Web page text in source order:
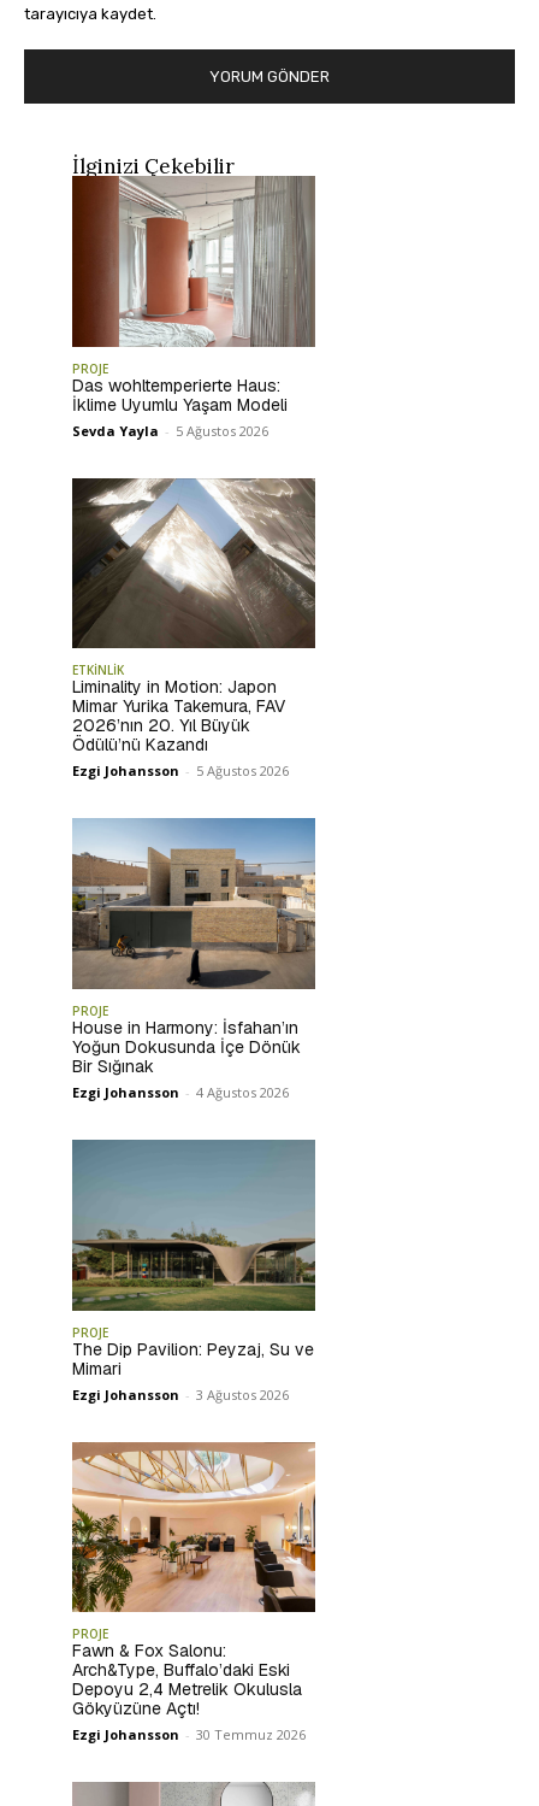
tarayıcıya kaydet.
İlginizi Çekebilir
PROJE
Das wohltemperierte Haus:
İklime Uyumlu Yaşam Modeli
Sevda Yayla - 5 Ağustos 2026
ETKİNLİK
Liminality in Motion: Japon
Mimar Yurika Takemura, FAV
2026’nın 20. Yıl Büyük
Ödülü’nü Kazandı
Ezgi Johansson - 5 Ağustos 2026
PROJE
House in Harmony: İsfahan’ın
Yoğun Dokusunda İçe Dönük
Bir Sığınak
Ezgi Johansson - 4 Ağustos 2026
PROJE
The Dip Pavilion: Peyzaj, Su ve
Mimari
Ezgi Johansson - 3 Ağustos 2026
PROJE
Fawn & Fox Salonu:
Arch&Type, Buffalo’daki Eski
Depoyu 2,4 Metrelik Okulusla
Gökyüzüne Açtı!
Ezgi Johansson - 30 Temmuz 2026